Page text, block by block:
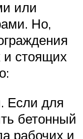
или
Но,
стоящих
Если для
бетонный
рабочих и